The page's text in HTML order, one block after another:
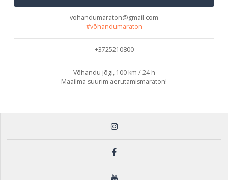
vohandumaraton@gmail.com
#võhandumaraton
+3725210800
Võhandu jõgi, 100 km / 24 h
Maailma suurim aerutamismaraton!